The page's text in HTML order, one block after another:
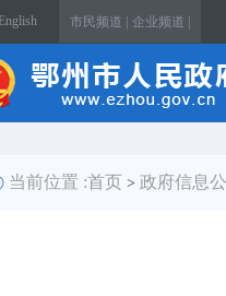
English 市民频道 | 企业频道 |
当前位置 :首页 > 政府信息